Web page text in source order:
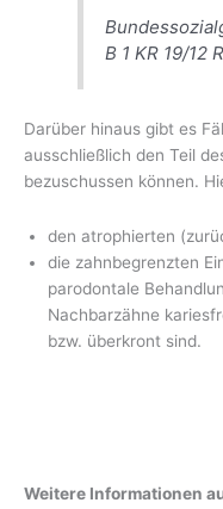
B 1 KR 19/12 R
Darüber hinaus gibt es
ausschließlich den Teil
bezuschussen können.
den atrophierten
die zahnbegrenzten
parodontale
Nachbarzähne
bzw. überkront sind.
Weitere Informationen